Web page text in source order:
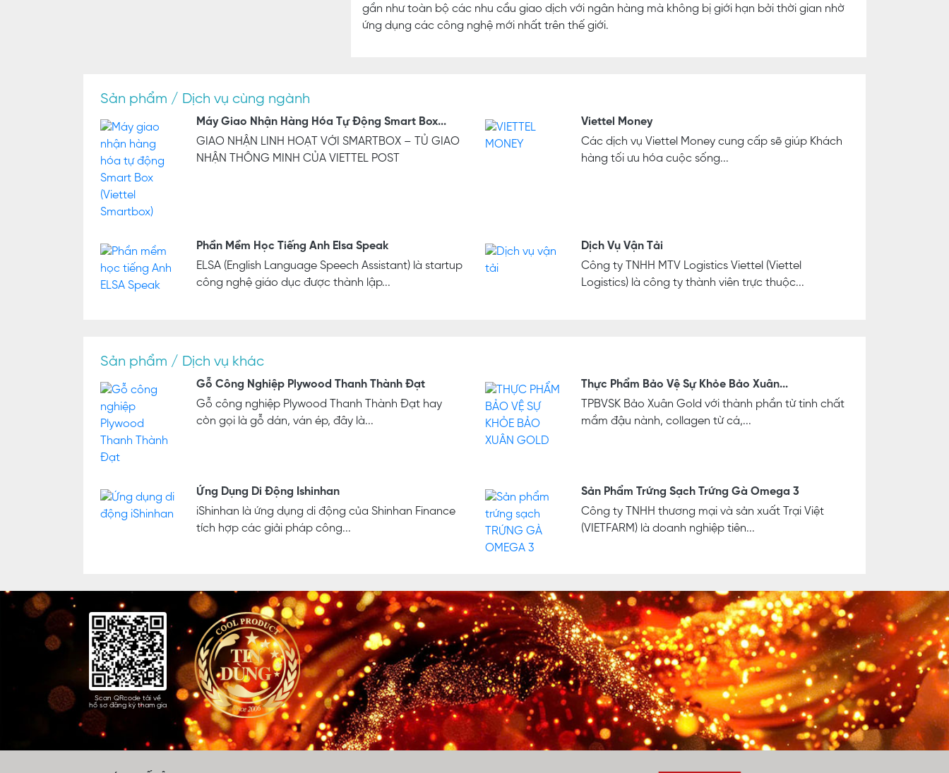
gần như toàn bộ các nhu cầu giao dịch với ngân hàng mà không bị giới hạn bởi thời gian nhờ
ứng dụng các công nghệ mới nhất trên thế giới.
Sản phẩm / Dịch vụ cùng ngành
Máy Giao Nhận Hàng Hóa Tự Động Smart Box...
GIAO NHẬN LINH HOẠT VỚI SMARTBOX – TỦ GIAO
NHẬN THÔNG MINH CỦA VIETTEL POST
Viettel Money
Các dịch vụ Viettel Money cung cấp sẽ giúp Khách
hàng tối ưu hóa cuộc sống...
Phần Mềm Học Tiếng Anh Elsa Speak
ELSA (English Language Speech Assistant) là startup
công nghệ giáo dục được thành lập...
Dịch Vụ Vận Tải
Công ty TNHH MTV Logistics Viettel (Viettel
Logistics) là công ty thành viên trực thuộc...
Sản phẩm / Dịch vụ khác
Gỗ Công Nghiệp Plywood Thanh Thành Đạt
Gỗ công nghiệp Plywood Thanh Thành Đạt hay
còn gọi là gỗ dán, ván ép, đây là...
Thực Phẩm Bảo Vệ Sự Khỏe Bảo Xuân...
TPBVSK Bảo Xuân Gold với thành phần từ tinh chất
mầm đậu nành, collagen từ cá,...
Ứng Dụng Di Động Ishinhan
iShinhan là ứng dụng di động của Shinhan Finance
tích hợp các giải pháp công...
Sản Phẩm Trứng Sạch Trứng Gà Omega 3
Công ty TNHH thương mại và sản xuất Trại Việt
(VIETFARM) là doanh nghiệp tiên...
Scan QRcode tải về
hồ sơ đăng ký tham gia